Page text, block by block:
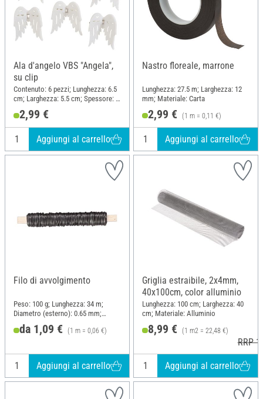
Ala d'angelo VBS "Angela",
su clip
Contenuto: 6 pezzi; Lunghezza: 6.5
cm; Larghezza: 5.5 cm; Spessore: 3
2,99 €
Aggiungi al carrello
Nastro floreale, marrone
Lunghezza: 27.5 m; Larghezza: 12
mm; Materiale: Carta
2,99 € (1 m = 0,11 €)
Aggiungi al carrello
Filo di avvolgimento
Peso: 100 g; Lunghezza: 34 m;
Diametro (esterno): 0.65 mm;
Materiale: Metallo
da 1,09 € (1 m = 0,06 €)
Aggiungi al carrello
Griglia estraibile, 2x4mm,
40x100cm, color alluminio
Lunghezza: 100 cm; Larghezza: 40
cm; Materiale: Alluminio
8,99 € (1 m2 = 22,48 €)
RRP
Aggiungi al carrello